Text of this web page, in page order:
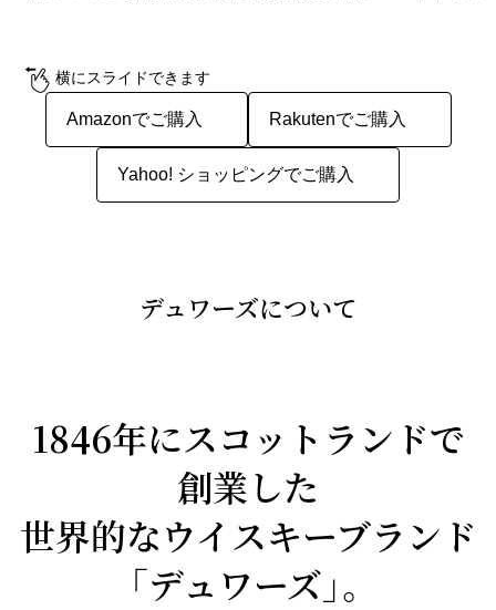
横にスライドできます
Amazonでご購入 Rakutenでご購入
Yahoo! ショッピングでご購入
デュワーズについて
1846年にスコットランドで
創業した
世界的なウイスキーブランド
「デュワーズ」。